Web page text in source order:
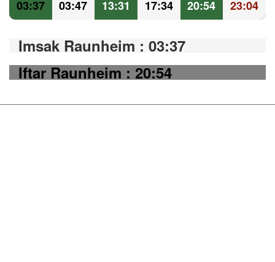
03:37 03:47 13:31 17:34 20:54 23:04
Imsak Raunheim : 03:37
Iftar Raunheim : 20:54